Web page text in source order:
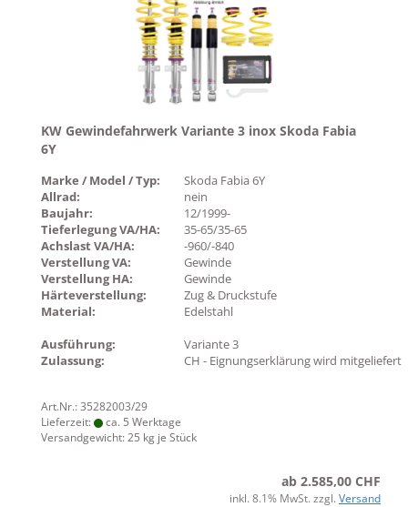
KW Gewindefahrwerk Variante 3 inox Skoda Fabia
6Y
Marke / Model / Typ:
Skoda Fabia 6Y
Allrad:
nein
Baujahr:
12/1999-
Tieferlegung VA/HA:
35-65/35-65
Achslast VA/HA:
-960/-840
Verstellung VA:
Gewinde
Verstellung HA:
Gewinde
Härteverstellung:
Zug & Druckstufe
Material:
Edelstahl
Ausführung:
Variante 3
Zulassung:
CH - Eignungserklärung wird mitgeliefert
Art.Nr.: 35282003/29
Lieferzeit:
ca. 5 Werktage
Versandgewicht:25 kg je Stück
ab 2.585,00 CHF
inkl. 8.1% MwSt. zzgl. Versand